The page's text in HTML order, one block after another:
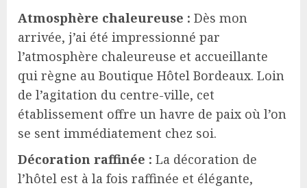
Atmosphère chaleureuse : Dès mon
arrivée, j’ai été impressionné par
l’atmosphère chaleureuse et accueillante
qui règne au Boutique Hôtel Bordeaux. Loin
de l’agitation du centre-ville, cet
établissement offre un havre de paix où l’on
se sent immédiatement chez soi.
Décoration raffinée : La décoration de
l’hôtel est à la fois raffinée et élégante,